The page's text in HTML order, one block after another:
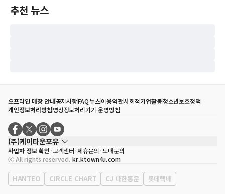
추천 뉴스
오프라인 매장 안내공지사항FAQ뉴스이용약관사회적기업활동청소년보호정책
개인정보처리방침영상정보처리기기 운영방침
(주)케이타운포유
대표자
송효민
사업자등록번호
120-87-71116
통신판매업 신고번호 제2011-서울강남-02223
대표전화
02-552-9855
사업자 정보 확인 고객센터 제휴문의 도매문의
ⓒ All rights reserved. kr.ktown4u.com
HANTEO CIRCLE CHART CJ 대한통운 롯데택배